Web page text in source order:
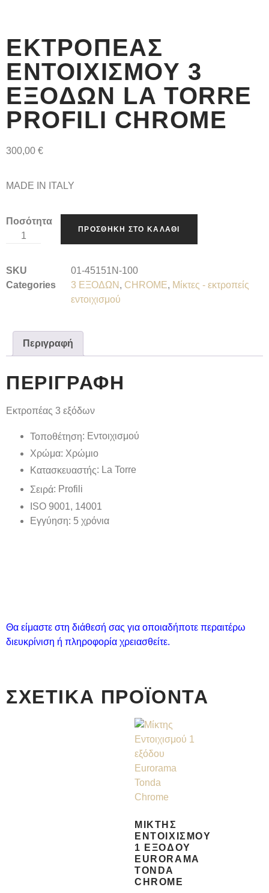
ΕΚΤΡΟΠΈΑΣ
ΕΝΤΟΙΧΙΣΜΟΎ 3
ΕΞΌΔΩΝ LA TORRE
PROFILI CHROME
300,00 €
MADE IN ITALY
Ποσότητα
ΠΡΟΣΘΉΚΗ ΣΤΟ ΚΑΛΆΘΙ
SKU
01-45151N-100
Categories
3 ΕΞΟΔΩΝ , CHROME, Μίκτες - εκτροπείς
εντοιχισμού
Περιγραφή
ΠΕΡΙΓΡΑΦΉ
Εκτροπέας 3 εξόδων
Τοποθέτηση: Εντοιχισμού
Χρώμα: Χρώμιο
Κατασκευαστής: La Torre
Σειρά: Profili
ISO 9001, 14001
Εγγύηση: 5 χρόνια
Θα είμαστε στη διάθεσή σας για οποιαδήποτε περαιτέρω
διευκρίνιση ή πληροφορία χρειασθείτε.
ΣΧΕΤΙΚΆ ΠΡΟΪΌΝΤΑ
ΜΊΚΤΗΣ
ΕΝΤΟΙΧΙΣΜΟΎ
1 ΕΞΌΔΟΥ
EURORAMA
TONDA
CHROME